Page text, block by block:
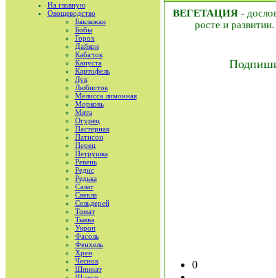
На главную
Овощеводство
Баклажан
Бобы
Горох
Дайкон
Кабачок
Капуста
Картофель
Лук
Любисток
Мелисса лимонная
Морковь
Мята
Огурец
Пастернак
Патисон
Перец
Петрушка
Ревень
Редис
Редька
Салат
Свекла
Сельдерей
Томат
Тыква
Укроп
Фасоль
Фенхель
Хрен
Чеснок
Шпинат
ВЕГЕТАЦИЯ-
росте и
0